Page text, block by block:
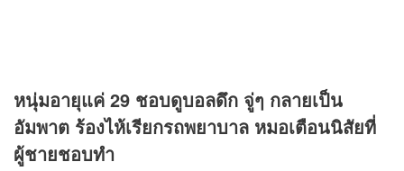
หนุ่มอายุแค่ 29 ชอบดูบอลดึก จู่ๆ กลายเป็น
อัมพาต ร้องไห้เรียกรถพยาบาล หมอเตือนนิสัยที่
ผู้ชายชอบทำ